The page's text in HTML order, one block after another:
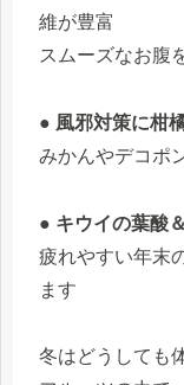
維が豊富
スムーズなお腹
● 風邪対策に柑
みかんやデコポ
● キウイの葉酸
疲れやすい年末
ます
冬はどうしても